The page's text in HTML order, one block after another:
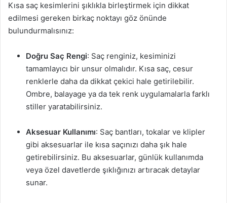
Kısa saç kesimlerini şıklıkla birleştirmek için dikkat
edilmesi gereken birkaç noktayı göz önünde
bulundurmalısınız:
Doğru Saç Rengi: Saç renginiz, kesiminizi
tamamlayıcı bir unsur olmalıdır. Kısa saç, cesur
renklerle daha da dikkat çekici hale getirilebilir.
Ombre, balayage ya da tek renk uygulamalarla farklı
stiller yaratabilirsiniz.
Aksesuar Kullanımı: Saç bantları, tokalar ve klipler
gibi aksesuarlar ile kısa saçınızı daha şık hale
getirebilirsiniz. Bu aksesuarlar, günlük kullanımda
veya özel davetlerde şıklığınızı artıracak detaylar
sunar.